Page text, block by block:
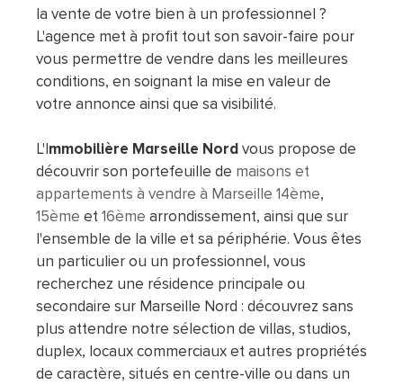
la vente de votre bien à un professionnel ?
L'agence met à profit tout son savoir-faire pour
vous permettre de vendre dans les meilleures
conditions, en soignant la mise en valeur de
votre annonce ainsi que sa visibilité.
L'Immobilière Marseille Nordvous propose de
découvrir son portefeuille de maisons et
appartements à vendre à Marseille 14ème,
15ème et16ème arrondissement, ainsi que sur
l'ensemble de la ville et sa périphérie. Vous êtes
un particulier ou un professionnel, vous
recherchez une résidence principale ou
secondaire sur Marseille Nord : découvrez sans
plus attendre notre sélection de villas, studios,
duplex, locaux commerciaux et autres propriétés
de caractère, situés en centre-ville ou dans un